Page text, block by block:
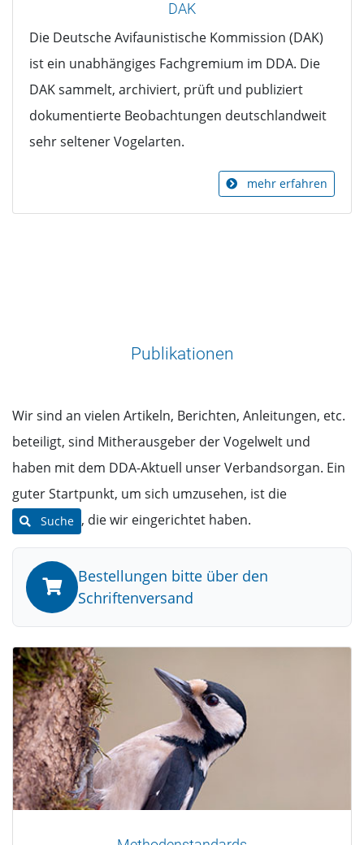
DAK
Die Deutsche Avifaunistische Kommission (DAK)
ist ein unabhängiges Fachgremium im DDA. Die
DAK sammelt, archiviert, prüft und publiziert
dokumentierte Beobachtungen deutschlandweit
sehr seltener Vogelarten.
mehr erfahren
Publikationen
Wir sind an vielen Artikeln, Berichten, Anleitungen, etc.
beteiligt, sind Mitherausgeber der Vogelwelt und
haben mit dem DDA-Aktuell unser Verbandsorgan. Ein
guter Startpunkt, um sich umzusehen, ist die
Suche , die wir eingerichtet haben.
Bestellungen bitte über den
Schriftenversand